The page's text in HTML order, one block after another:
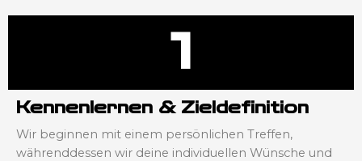
1
Kennenlernen & Zieldefinition
Wir beginnen mit einem persönlichen Treffen,
währenddessen wir deine individuellen Wünsche und